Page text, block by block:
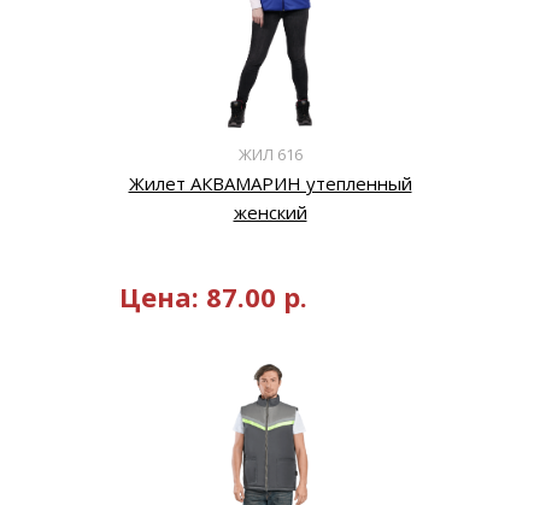
ЖИЛ 616
Жилет АКВАМАРИН утепленный
женский
Цена: 87.00 р.